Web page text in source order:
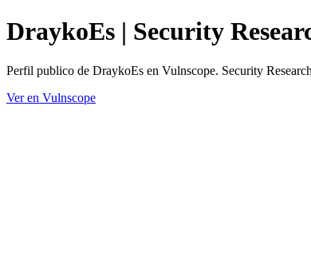
DraykoEs | Security
Perfil publico de DraykoEs en Vulnscope. Security
Ver en Vulnscope